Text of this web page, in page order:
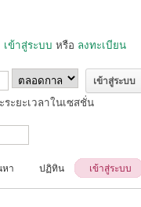
เข้าสู่ระบบ หรือ ลงทะเบียน
ะยะเวลาในเซสชั่น
หา ปฏิทิน เข้าสู่ระบบ